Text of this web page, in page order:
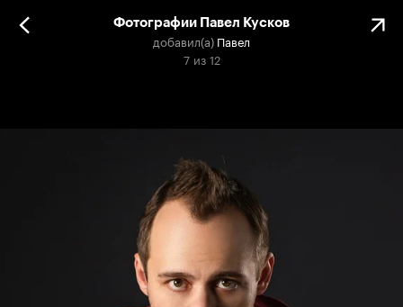
Фотографии Павел Кусков
добавил(а) Павел
7 из 12